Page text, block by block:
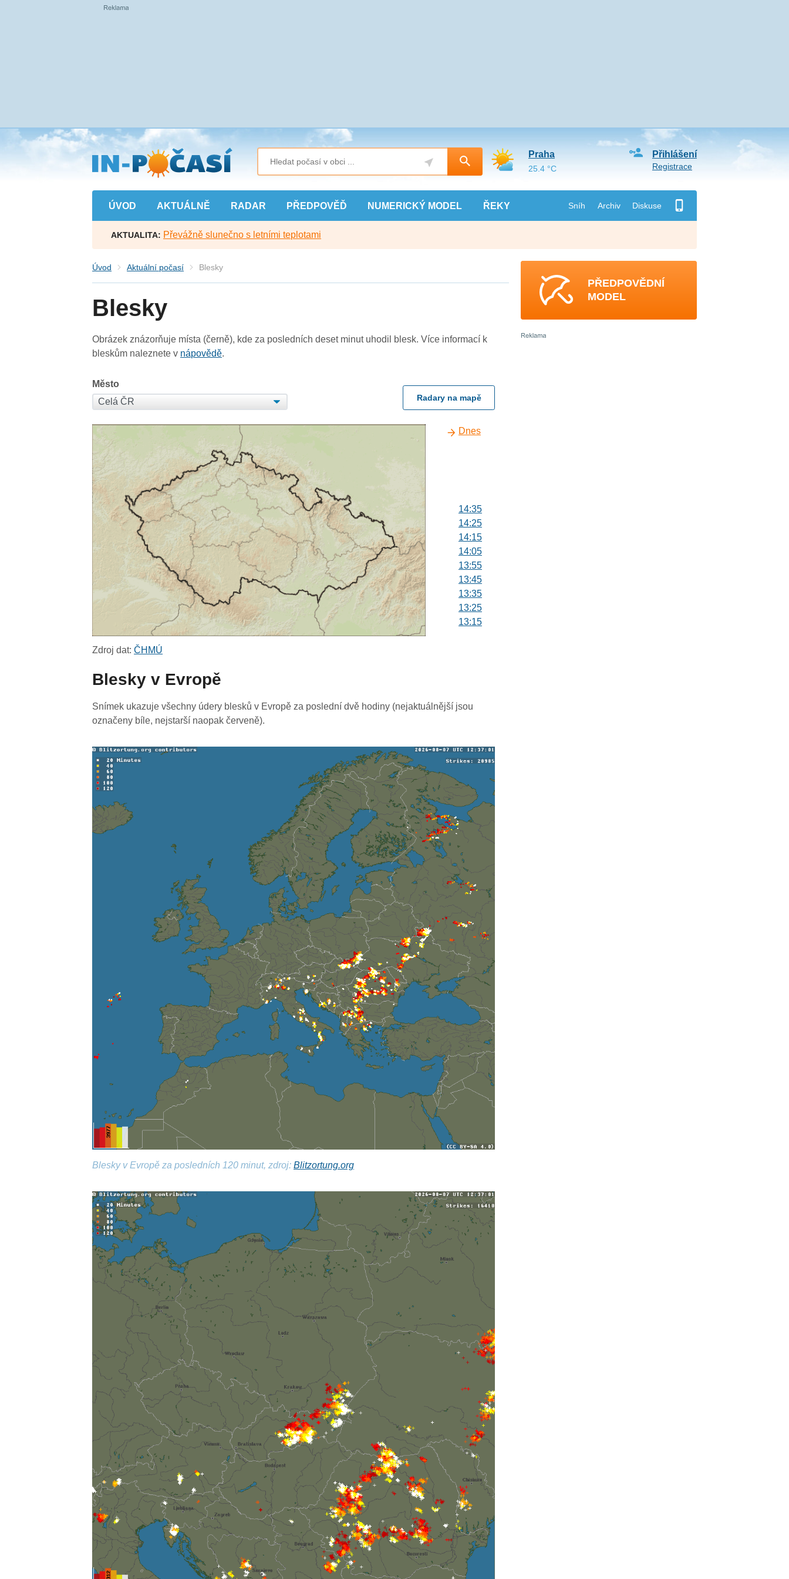
Přejít
na
hlavní
obsah
ÚVOD AKTUÁLNĚ RADAR PŘEDPOVĚĎ NUMERICKÝ MODEL ŘEKY Sníh Archiv Diskuse
Přihlášení
Registrace
Praha
25.4 °C
AKTUALITA: Převážně slunečno s letními teplotami
Úvod Aktuální počasí Blesky
Blesky
Obrázek znázorňuje místa (černě), kde za posledních deset minut uhodil blesk. Více informací k
bleskům naleznete v nápovědě.
Město
Radary na mapě
Dnes
14:35
14:25
14:15
14:05
13:55
13:45
13:35
13:25
13:15
12:15
11:45
11:35
Zdroj dat:ČHMÚ
Blesky v Evropě
Snímek ukazuje všechny údery blesků v Evropě za poslední dvě hodiny (nejaktuálnější jsou
označeny bíle, nejstarší naopak červeně).
Blesky v Evropě za posledních 120 minut, zdroj:Blitzortung.org
PŘEDPOVĚDNÍ
MODEL